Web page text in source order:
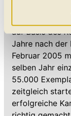
welche
Daten
geben. Bitte
Einschränkung
Funktionalitäten
können die
Letztlich war
auf Basis des
Jahre nach der
Februar 2005
selben Jahr
55.000
zeitgleich
erfolgreiche